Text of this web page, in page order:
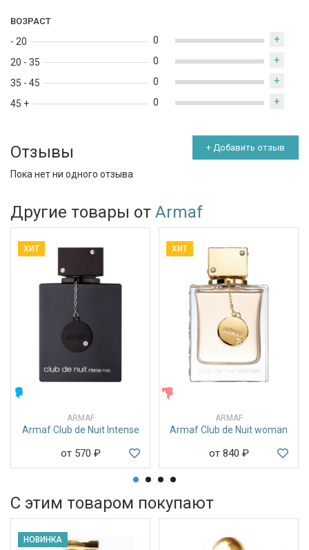
ВОЗРАСТ
- 20
20 - 35
35 - 45
45 +
0 +
0 +
0 +
0 +
Отзывы + Добавить отзыв
Пока нет ни одного отзыва
Другие товары от Armaf
ХИТ
ARMAF
Armaf Club de Nuit Intense
от 570 ₽
ХИТ
ARMAF
Armaf Club de Nuit woman
от 840 ₽
С этим товаром покупают
НОВИНКА